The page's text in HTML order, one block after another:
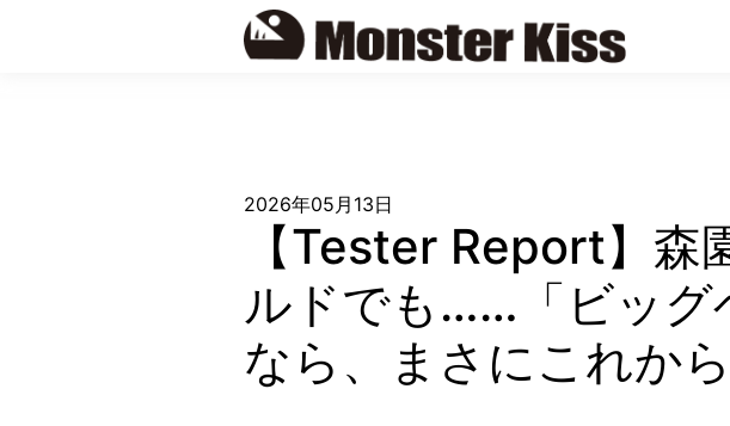
2026年05月13日
【Tester Report】
ルドでも……「ビッグ
なら、まさにこれから